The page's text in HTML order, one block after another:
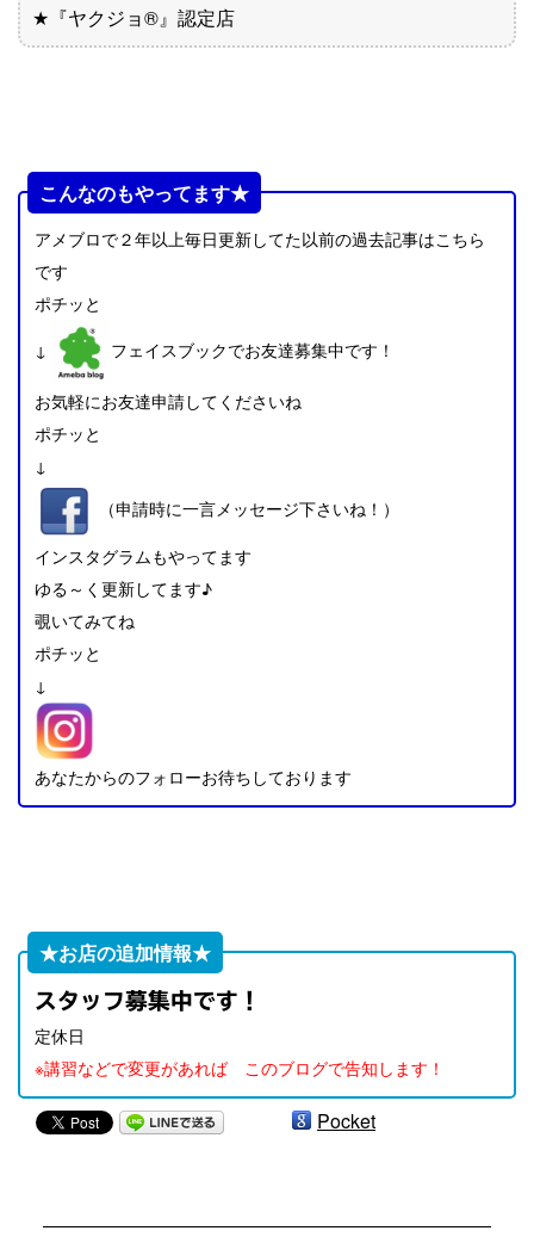
★『ヤクジョ®︎』認定店
こんなのもやってます★
アメブロで２年以上毎日更新してた以前の過去記事はこちら
です
ポチッと
↓
フェイスブックでお友達募集中です！
お気軽にお友達申請してくださいね
ポチッと
↓
（申請時に一言メッセージ下さいね！）
インスタグラムもやってます
ゆる～く更新してます♪
覗いてみてね
ポチッと
↓
あなたからのフォローお待ちしております
★お店の追加情報★
スタッフ募集中です！
定休日
※講習などで変更があれば このブログで告知します！
Pocket